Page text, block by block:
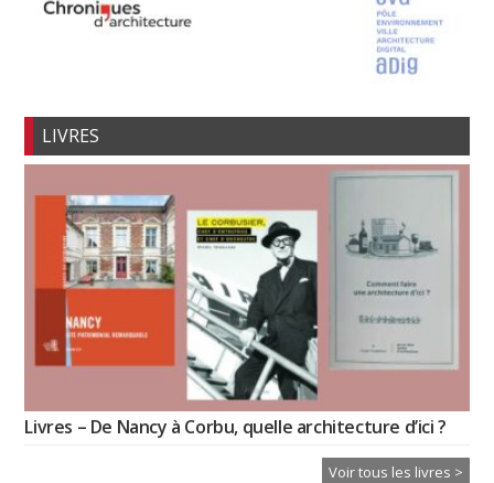
LIVRES
Livres – De Nancy à Corbu, quelle architecture d’ici ?
Voir tous les livres >